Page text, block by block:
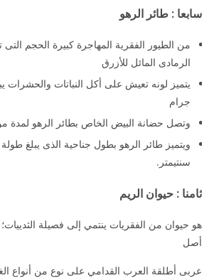
سابعا : طائر الرهو
من الطيور الفقرية المهاجرة كبيرة الحجم
الرمادى المائل للأزرق
جرام
وتصل حضانة البيض الخاص بطائر الرهو لمدة من 27 إلى 29
سنتيمتر.
ثامنا : حيوان الريم
هو حيوان من الفقريات ينتمي إلى فصيلة
أصل
عربى أطلقة العرب القدامي على نوع من أنواع